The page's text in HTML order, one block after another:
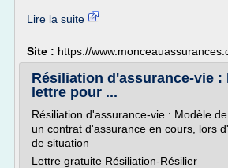
Lire la suite
Site : https://
Résiliation d'assurance-vie :
lettre pour ...
Résiliation d'assurance-vie : Modèle
un contrat d'assurance en cours, lors
de situation
Lettre gratuite Résiliation-Résilier